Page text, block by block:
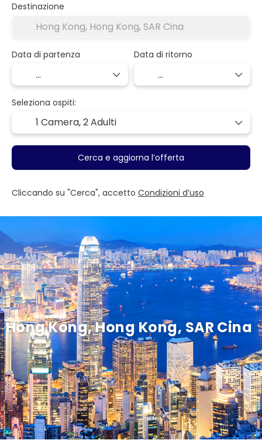
Hong Kong, Hong Kong, SAR Cina
Destinazione
Data di partenza Data di ritorno
Seleziona ospiti:
1 Camera,2 Adulti
Cerca e aggiorna l’offerta
Cliccando su "Cerca", accetto Condizioni d’uso